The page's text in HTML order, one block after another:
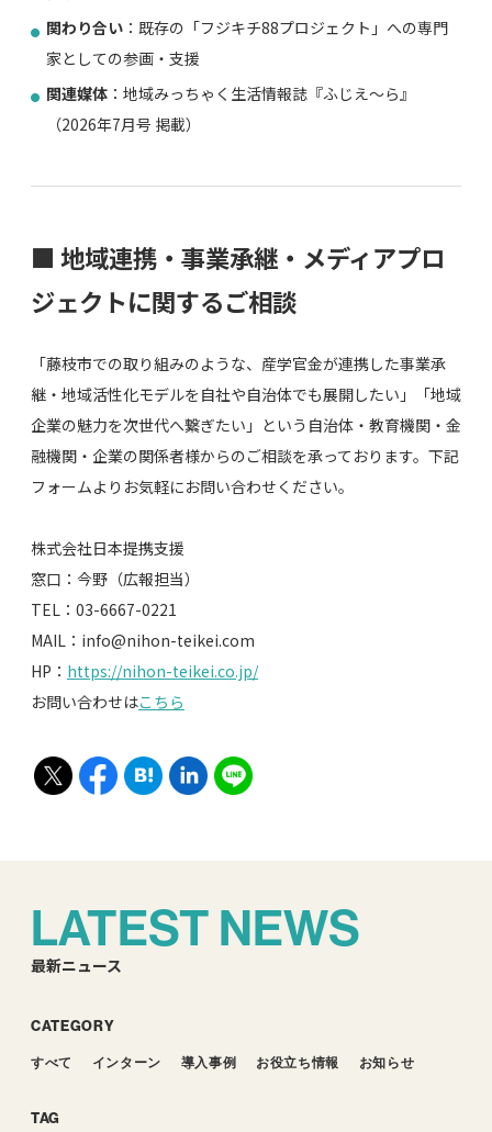
関わり合い ：既存の「フジキチ88プロジェクト」への専門
家としての参画・支援
関連媒体 ：地域みっちゃく生活情報誌『ふじえ～ら』
（2026年7月号 掲載）
■ 地域連携・事業承継・メディアプロ
ジェクトに関するご相談
「藤枝市での取り組みのような、産学官金が連携した事業承
継・地域活性化モデルを自社や自治体でも展開したい」「地域
企業の魅力を次世代へ繋ぎたい」という自治体・教育機関・金
融機関・企業の関係者様からのご相談を承っております。下記
フォームよりお気軽にお問い合わせください。
株式会社日本提携支援
窓口：今野（広報担当）
TEL：03-6667-0221
MAIL：info@nihon-teikei.com
HP： https://nihon-teikei.co.jp/
お問い合わせはこちら
LATEST NEWS
最新ニュース
CATEGORY
すべて インターン 導入事例 お役立ち情報 お知らせ
TAG